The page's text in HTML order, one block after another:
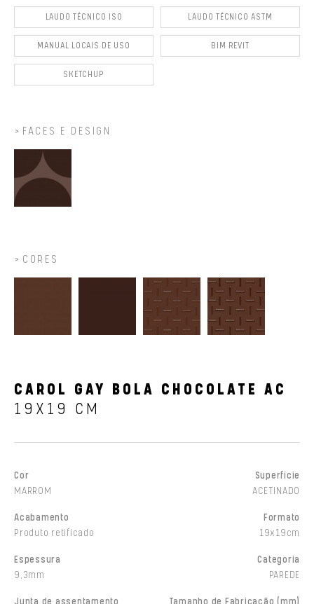
LAUDO TÉCNICO ISO LAUDO TÉCNICO ASTM
MANUAL LOCAIS DE USO BIM REVIT
SKETCHUP
FACES E DESIGN
CORES
CAROL GAY BOLA CHOCOLATE AC
19X19 CM
Cor
MARROM
Superfície
ACETINADO
Acabamento
Produto retificado
Formato
19x19cm
Espessura
9,3mm
Categoria
PAREDE